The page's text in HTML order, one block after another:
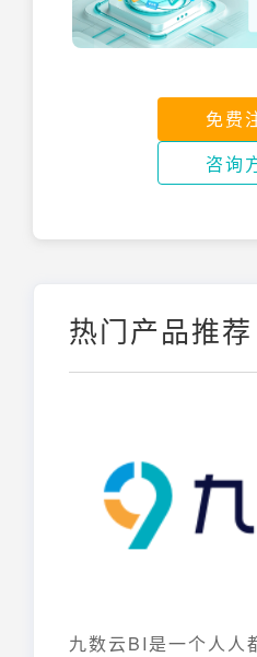
免费
咨询
热门产品推荐
九数云BI是一个人人